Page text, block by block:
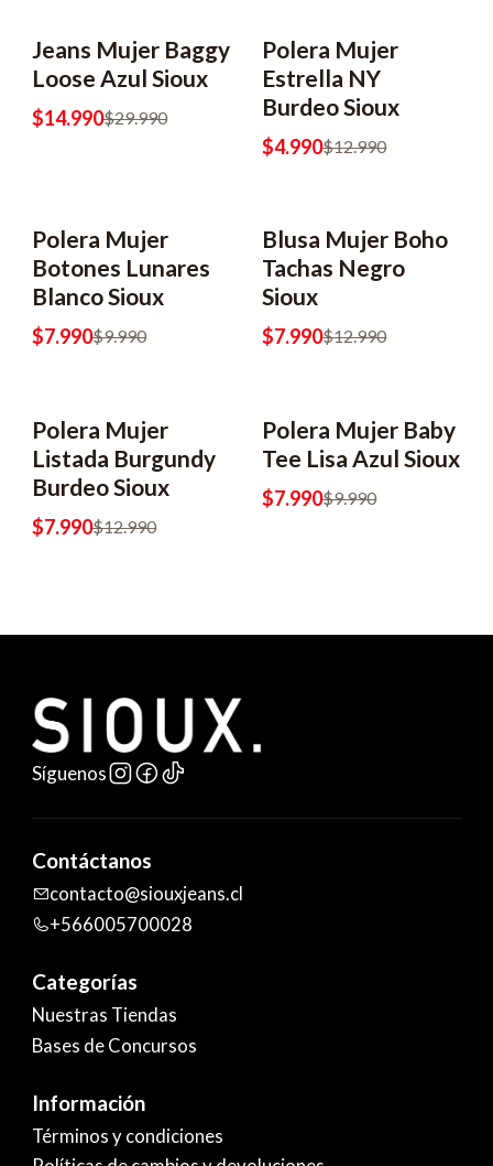
-50% OFF
Jeans Mujer Baggy
Loose Azul Sioux
$14.990$29.990
-62% OFF
2x6990
Polera Mujer
Estrella NY
Burdeo Sioux
$4.990$12.990
Polera Mujer
Botones Lunares
Blanco Sioux
$7.990$9.990
-38% OFF
Blusa Mujer Boho
Tachas Negro
Sioux
$7.990$12.990
-38% OFF
Polera Mujer
Listada Burgundy
Burdeo Sioux
$7.990$12.990
Polera Mujer Baby
Tee Lisa Azul Sioux
$7.990$9.990
Síguenos
Contáctanos
contacto@siouxjeans.cl
+566005700028
Categorías
Nuestras Tiendas
Bases de Concursos
Información
Términos y condiciones